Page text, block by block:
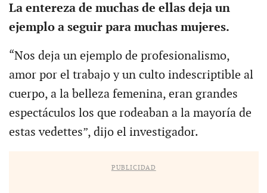
La entereza de muchas de ellas deja un
ejemplo a seguir para muchas mujeres.
“Nos deja un ejemplo de profesionalismo,
amor por el trabajo y un culto indescriptible al
cuerpo, a la belleza femenina, eran grandes
espectáculos los que rodeaban a la mayoría de
estas vedettes”, dijo el investigador.
PUBLICIDAD